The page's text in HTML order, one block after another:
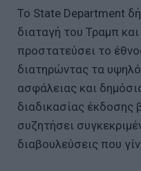
Το State Department
διαταγή του Τραμπ
προστατεύσει το
διατηρώντας τα
ασφάλειας και
διαδικασίας έκδοσης
συζητήσει
διαβουλεύσεις που